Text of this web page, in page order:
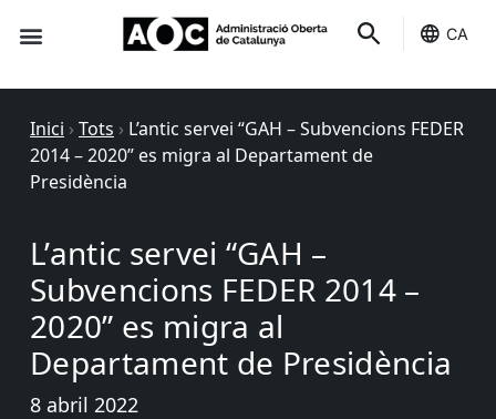
CA
Inici › Tots › L’antic servei “GAH – Subvencions FEDER
2014 – 2020” es migra al Departament de
Presidència
L’antic servei “GAH –
Subvencions FEDER 2014 –
2020” es migra al
Departament de Presidència
8 abril 2022